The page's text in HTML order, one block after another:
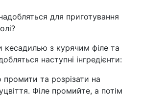
для приготування
кесадилью з курячим філе та
наступні інгредієнти:
промити та розрізати на
Філе промийте, а потім